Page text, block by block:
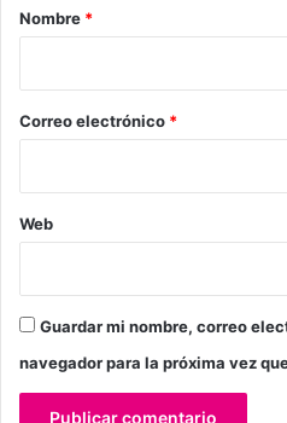
r
*
Nombre *
Correo electrónico *
Web
Guardar mi nombre, correo
navegador para la próxima vez